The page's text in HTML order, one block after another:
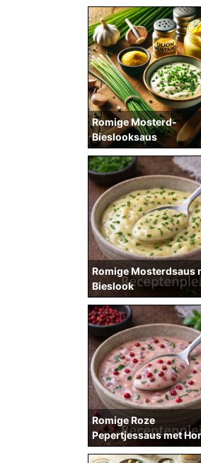
Romige Mosterd-
Bieslooksaus
Romige Mosterdsaus
Bieslook
Romige Roze
Pepertjessaus met